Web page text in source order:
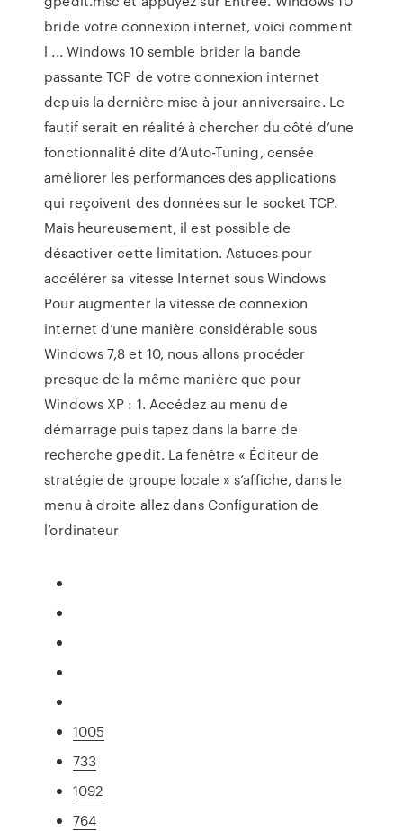
bride votre connexion internet, voici comment
l ... Windows 10 semble brider la bande
passante TCP de votre connexion internet
depuis la dernière mise à jour anniversaire. Le
fautif serait en réalité à chercher du côté d’une
fonctionnalité dite d’Auto-Tuning, censée
améliorer les performances des applications
qui reçoivent des données sur le socket TCP.
Mais heureusement, il est possible de
désactiver cette limitation. Astuces pour
accélérer sa vitesse Internet sous Windows
Pour augmenter la vitesse de connexion
internet d’une manière considérable sous
Windows 7,8 et 10, nous allons procéder
presque de la même manière que pour
Windows XP : 1. Accédez au menu de
démarrage puis tapez dans la barre de
recherche gpedit. La fenêtre « Éditeur de
stratégie de groupe locale » s’affiche, dans le
menu à droite allez dans Configuration de
l’ordinateur
1005
733
1092
764